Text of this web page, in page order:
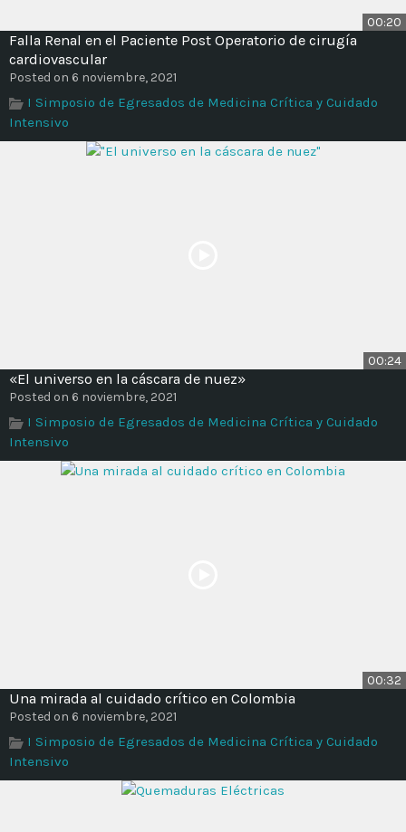
00:20
Falla Renal en el Paciente Post Operatorio de cirugía
cardiovascular
Posted on 6 noviembre, 2021
I Simposio de Egresados de Medicina Crítica y Cuidado
Intensivo
00:24
«El universo en la cáscara de nuez»
Posted on 6 noviembre, 2021
I Simposio de Egresados de Medicina Crítica y Cuidado
Intensivo
00:32
Una mirada al cuidado crítico en Colombia
Posted on 6 noviembre, 2021
I Simposio de Egresados de Medicina Crítica y Cuidado
Intensivo